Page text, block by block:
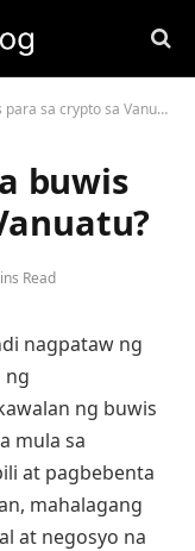
sa crypto sa Vanuatu?
buwis
Read
nagpataw ng
ng
ng buwis
mula sa
at pagbebenta
mahalagang
at negosyo na